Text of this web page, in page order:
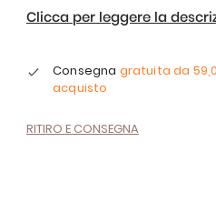
Clicca per leggere la
Consegna gratuita da
acquisto
RITIRO E CONSEGNA